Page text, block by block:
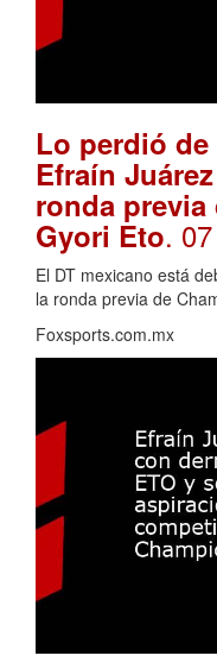
Lo perdió
Efraín
ronda
Gyori Eto.
El DT mexicano está
la ronda previa de
Foxsports.com.mx